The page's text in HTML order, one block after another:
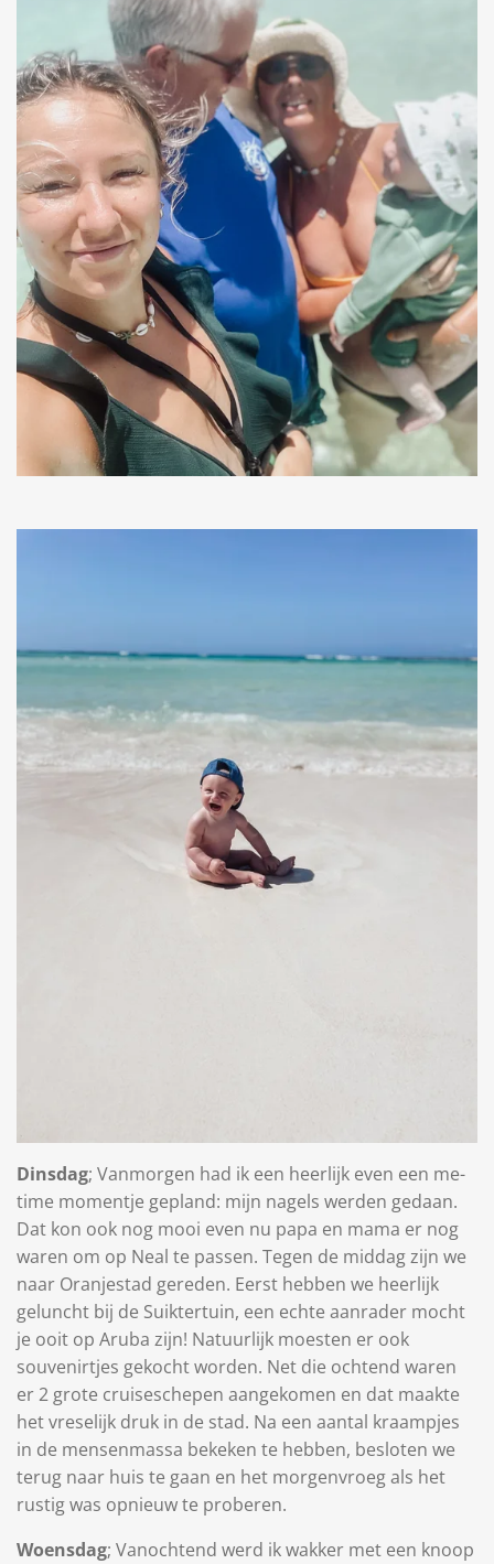
Dinsdag; Vanmorgen had ik een heerlijk even een me-
time momentje gepland: mijn nagels werden gedaan.
Dat kon ook nog mooi even nu papa en mama er nog
waren om op Neal te passen. Tegen de middag zijn we
naar Oranjestad gereden. Eerst hebben we heerlijk
geluncht bij de Suiktertuin, een echte aanrader mocht
je ooit op Aruba zijn! Natuurlijk moesten er ook
souvenirtjes gekocht worden. Net die ochtend waren
er 2 grote cruiseschepen aangekomen en dat maakte
het vreselijk druk in de stad. Na een aantal kraampjes
in de mensenmassa bekeken te hebben, besloten we
terug naar huis te gaan en het morgenvroeg als het
rustig was opnieuw te proberen.
Woensdag; Vanochtend werd ik wakker met een knoop